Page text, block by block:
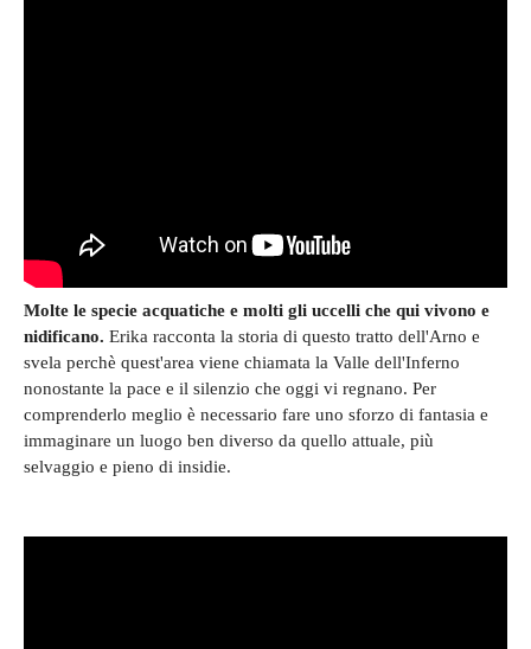
Molte le specie acquatiche e molti gli uccelli che qui vivono e
nidificano. Erika racconta la storia di questo tratto dell'Arno e
svela perchè quest'area viene chiamata la Valle dell'Inferno
nonostante la pace e il silenzio che oggi vi regnano. Per
comprenderlo meglio è necessario fare uno sforzo di fantasia e
immaginare un luogo ben diverso da quello attuale, più
selvaggio e pieno di insidie.